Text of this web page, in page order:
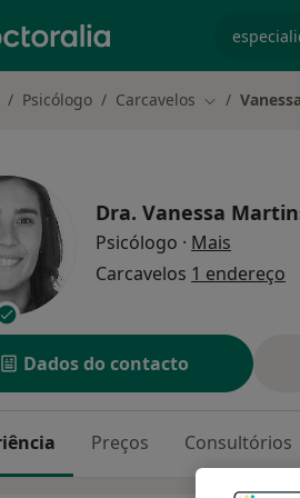
Psicólogo Carcavelos Mudar de
Dra. Vanessa
Psicólogo · Mais
Carcavelos 1 endereço
Dados do contacto
Preços Consultórios